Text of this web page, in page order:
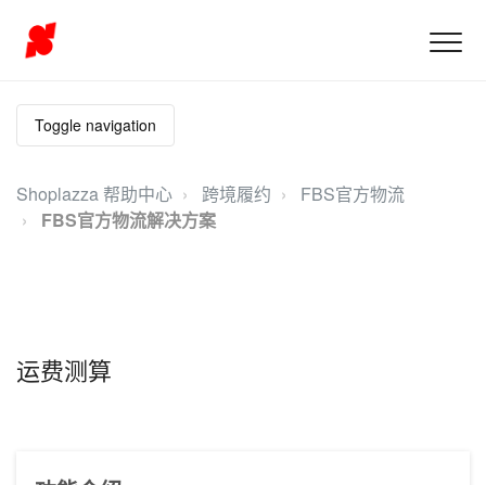
Toggle navigation
Shoplazza 帮助中心 跨境履约
FBS官方物流
FBS官方物流解决方案
运费测算